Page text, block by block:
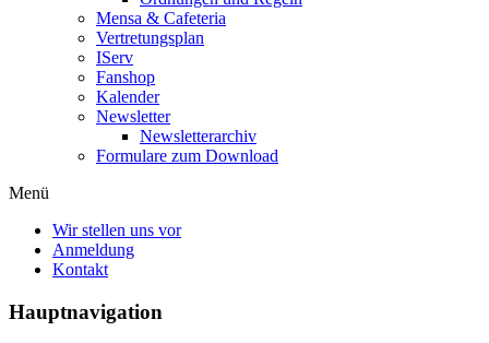
Mensa & Cafeteria
Vertretungsplan
IServ
Fanshop
Kalender
Newsletter
Newsletterarchiv
Formulare zum Download
Menü
Wir stellen uns vor
Anmeldung
Kontakt
Hauptnavigation